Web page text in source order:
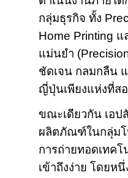
กลุ่มธุรกิจ ทั้ง
Home Printing แ
แม่นยำ (
ชัดเจน กลมกลืน
ญี่ปุ่นเพียงแห่งที่ส
ขณะเดียวกัน เอป
ผลิตภัณฑ์ในกลุ่มโ
การถ่ายทอดเทค
เข้าถึงง่าย โดยห